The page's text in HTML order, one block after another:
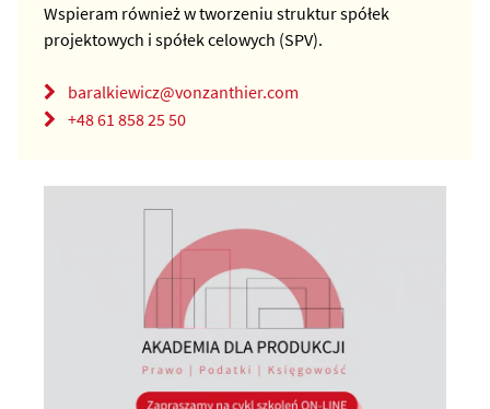
Wspieram również w tworzeniu struktur spółek
projektowych i spółek celowych (SPV).
baralkiewicz@vonzanthier.com
+48 61 858 25 50